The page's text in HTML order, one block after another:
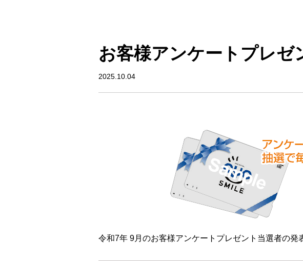
お客様アンケートプレゼ
2025.10.04
令和7年 9月のお客様アンケートプレゼント当選者の発